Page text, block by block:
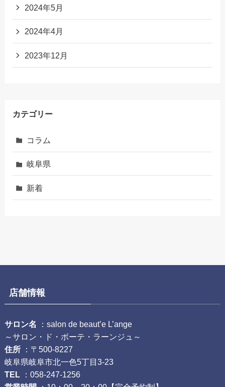
2024年5月
2024年4月
2023年12月
カテゴリー
コラム
岐阜県
新着
店舗情報
サロン名
：salon de beaut’e L’ange
～サロン・ド・ボーテ・ラーンジュ～
住所：〒500-8227
岐阜県岐阜市北一色5丁目3-23
TEL：058-247-1256